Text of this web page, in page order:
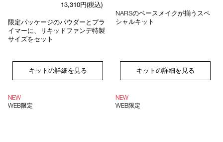
13,310円(税込)
限定パッケージのパウダーとプラ
イマーに、リキッドファンデ特製
サイズをセット
キットの詳細を見る
NARSのベースメイクが揃うスペ
シャルキット
キットの詳細を見る
NEW
WEB限定
NEW
WEB限定